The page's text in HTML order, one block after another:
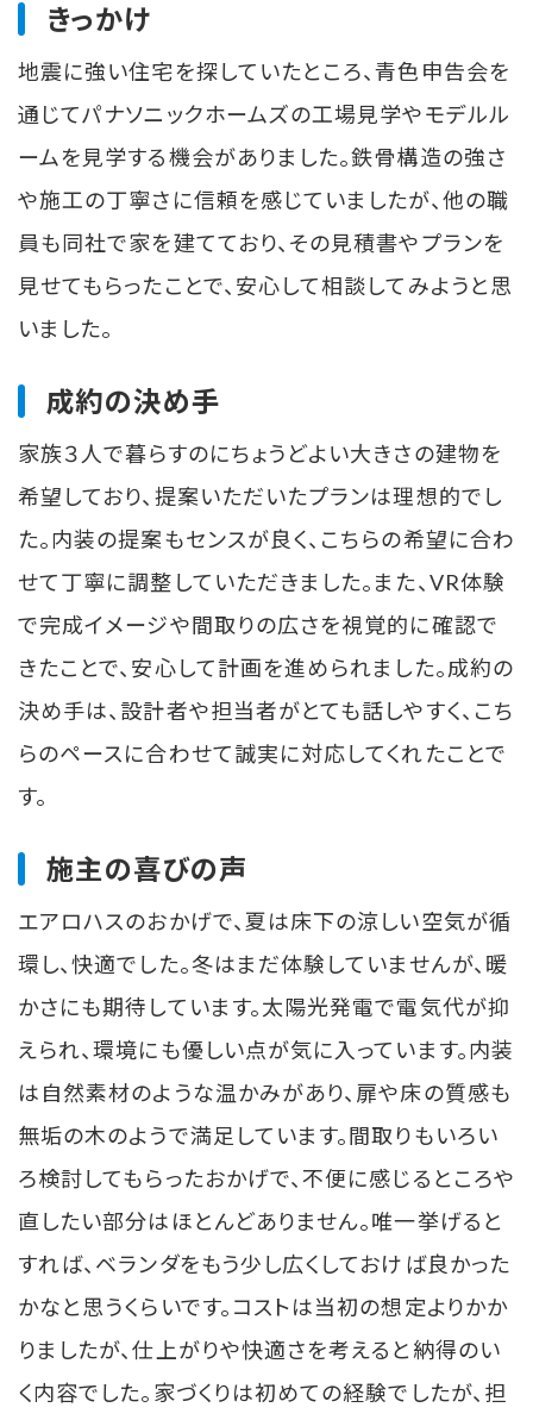
きっかけ
地震に強い住宅を探していたところ、青色申告会を
通じてパナソニックホームズの工場見学やモデルル
ームを見学する機会がありました。鉄骨構造の強さ
や施工の丁寧さに信頼を感じていましたが、他の職
員も同社で家を建てており、その見積書やプランを
見せてもらったことで、安心して相談してみようと思
いました。
成約の決め手
家族３人で暮らすのにちょうどよい大きさの建物を
希望しており、提案いただいたプランは理想的でし
た。内装の提案もセンスが良く、こちらの希望に合わ
せて丁寧に調整していただきました。また、VR体験
で完成イメージや間取りの広さを視覚的に確認で
きたことで、安心して計画を進められました。成約の
決め手は、設計者や担当者がとても話しやすく、こち
らのペースに合わせて誠実に対応してくれたことで
す。
施主の喜びの声
エアロハスのおかげで、夏は床下の涼しい空気が循
環し、快適でした。冬はまだ体験していませんが、暖
かさにも期待しています。太陽光発電で電気代が抑
えられ、環境にも優しい点が気に入っています。内装
は自然素材のような温かみがあり、扉や床の質感も
無垢の木のようで満足しています。間取りもいろい
ろ検討してもらったおかげで、不便に感じるところや
直したい部分はほとんどありません。唯一挙げると
すれば、ベランダをもう少し広くしておけば良かった
かなと思うくらいです。コストは当初の想定よりかか
りましたが、仕上がりや快適さを考えると納得のい
く内容でした。家づくりは初めての経験でしたが、担